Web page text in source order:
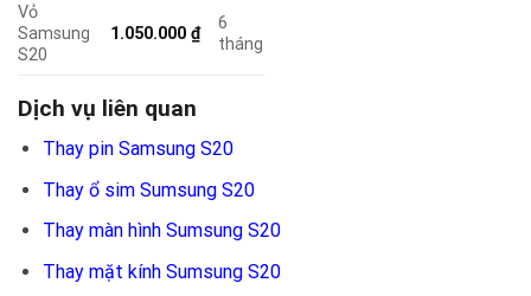
Vỏ
Samsung
S20
1.050.000₫
6
tháng
Dịch vụ liên quan
Thay pin Samsung S20
Thay ổ sim Sumsung S20
Thay màn hình Sumsung S20
Thay mặt kính Sumsung S20